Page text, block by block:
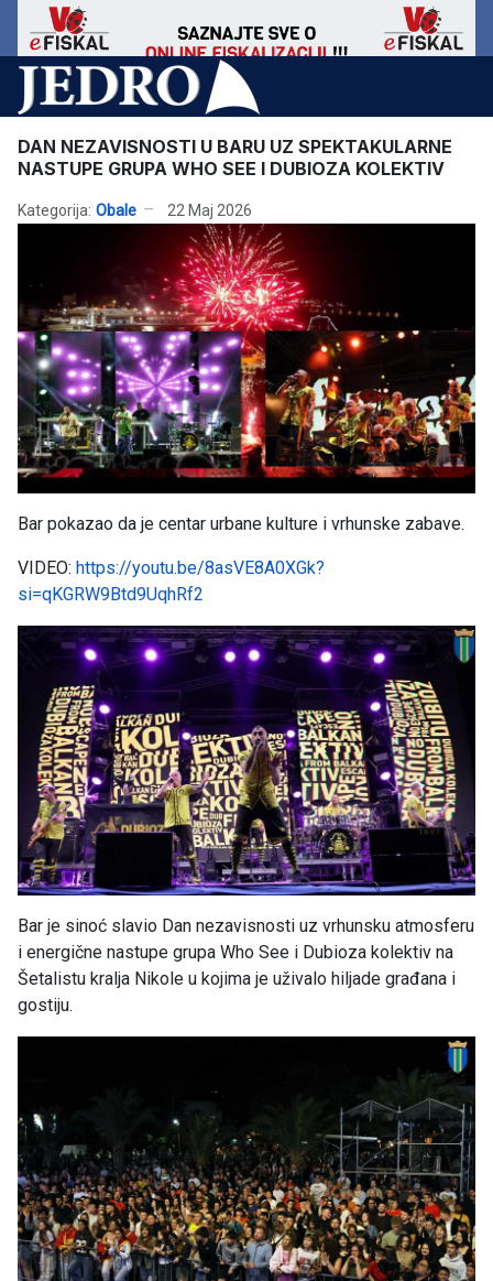
DAN NEZAVISNOSTI U BARU UZ SPEKTAKULARNE
NASTUPE GRUPA WHO SEE I DUBIOZA KOLEKTIV
Kategorija: Obale 22 Maj 2026
Bar pokazao da je centar urbane kulture i vrhunske zabave.
VIDEO: https://youtu.be/8asVE8A0XGk?
si=qKGRW9Btd9UqhRf2
Bar je sinoć slavio Dan nezavisnosti uz vrhunsku atmosferu
i energične nastupe grupa Who See i Dubioza kolektiv na
Šetalistu kralja Nikole u kojima je uživalo hiljade građana i
gostiju.